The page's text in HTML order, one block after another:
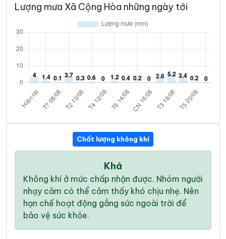
Lượng mưa Xã Cộng Hòa những ngày tới
Chất lượng không khí
Khá
Không khí ở mức chấp nhận được. Nhóm người
nhạy cảm có thể cảm thấy khó chịu nhẹ. Nên
hạn chế hoạt động gắng sức ngoài trời để
bảo vệ sức khỏe.